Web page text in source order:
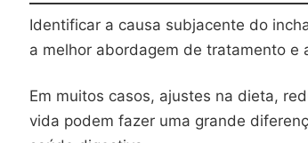
Identificar a causa subjacente do
a melhor abordagem de tratamento e
Em muitos casos, ajustes na dieta,
vida podem fazer uma grande